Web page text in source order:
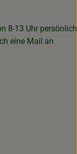
8-13 Uhr persönlich
eine Mail an